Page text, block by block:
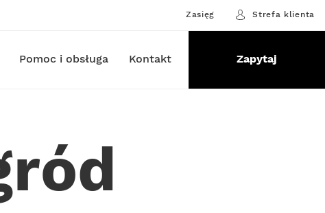
Zasięg Strefa klienta
Pomoc i obsługa Kontakt Zapytaj